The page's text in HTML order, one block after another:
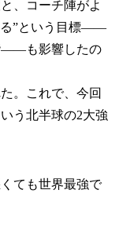
、コーチ陣がよ
る”という目標――
――も影響したの
。これで、今回
う北半球の2大強
ても世界最強で